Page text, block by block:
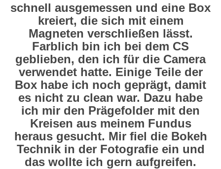
schnell ausgemessen und eine Box
kreiert, die sich mit einem
Magneten verschließen lässt.
Farblich bin ich bei dem CS
geblieben, den ich für die Camera
verwendet hatte. Einige Teile der
Box habe ich noch geprägt, damit
es nicht zu clean war. Dazu habe
ich mir den Prägefolder mit den
Kreisen aus meinem Fundus
heraus gesucht. Mir fiel die Bokeh
Technik in der Fotografie ein und
das wollte ich gern aufgreifen.